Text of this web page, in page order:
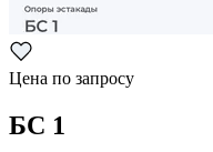
Цена по запросу
БС 1